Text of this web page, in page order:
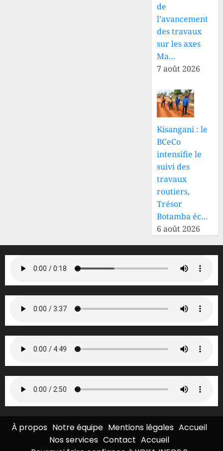
de
l’avancement
des travaux
sur les axes
Ma…
7 août 2026
Kisangani : le
BCeCo
intensifie le
suivi des
travaux
routiers,
Trésor
Botamba éc…
6 août 2026
À propos Notre équipe Mentions légales Accueil
Nos services Contact Accueil